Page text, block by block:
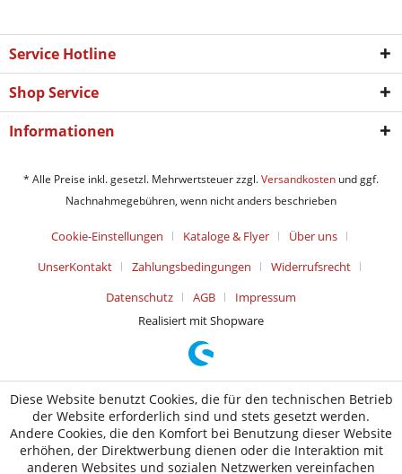
Service Hotline
Shop Service
Informationen
* Alle Preise inkl. gesetzl. Mehrwertsteuer zzgl.Versandkosten und ggf.
Nachnahmegebühren, wenn nicht anders beschrieben
Cookie-Einstellungen Kataloge & Flyer
Über uns
UnserKontakt
Zahlungsbedingungen
Widerrufsrecht
Datenschutz
AGB
Impressum
Realisiert mit Shopware
Diese Website benutzt Cookies, die für den technischen Betrieb
der Website erforderlich sind und stets gesetzt werden.
Andere Cookies, die den Komfort bei Benutzung dieser Website
erhöhen, der Direktwerbung dienen oder die Interaktion mit
anderen Websites und sozialen Netzwerken vereinfachen